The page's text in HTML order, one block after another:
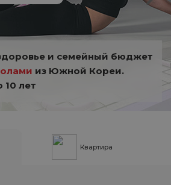
и семейный бюджет
из Южной Кореи.
10 лет
Квартира